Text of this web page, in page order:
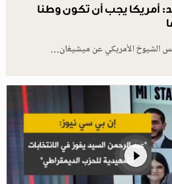
أمريكا يجب أن تكون وطنا
الشيوخ الأمريكي عن ميشيغان…